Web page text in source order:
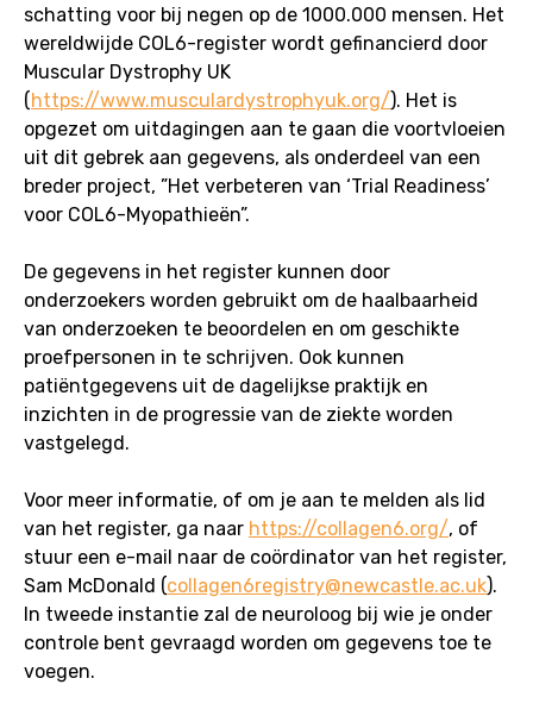
schatting voor bij negen op de 1000.000 mensen. Het
wereldwijde COL6-register wordt gefinancierd door
Muscular Dystrophy UK
( https://www.musculardystrophyuk.org/). Het is
opgezet om uitdagingen aan te gaan die voortvloeien
uit dit gebrek aan gegevens, als onderdeel van een
breder project, ”Het verbeteren van ‘Trial Readiness’
voor COL6-Myopathieën”.
De gegevens in het register kunnen door
onderzoekers worden gebruikt om de haalbaarheid
van onderzoeken te beoordelen en om geschikte
proefpersonen in te schrijven. Ook kunnen
patiëntgegevens uit de dagelijkse praktijk en
inzichten in de progressie van de ziekte worden
vastgelegd.
Voor meer informatie, of om je aan te melden als lid
van het register, ga naar https://collagen6.org/, of
stuur een e-mail naar de coördinator van het register,
Sam McDonald (collagen6registry@newcastle.ac.uk).
In tweede instantie zal de neuroloog bij wie je onder
controle bent gevraagd worden om gegevens toe te
voegen.